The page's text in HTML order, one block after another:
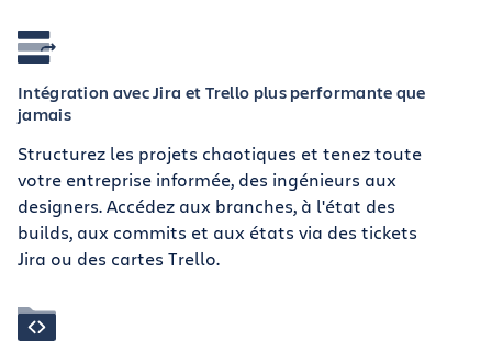
Intégration avec Jira et Trello plus performante que
jamais
Structurez les projets chaotiques et tenez toute
votre entreprise informée, des ingénieurs aux
designers. Accédez aux branches, à l'état des
builds, aux commits et aux états via des tickets
Jira ou des cartes Trello.